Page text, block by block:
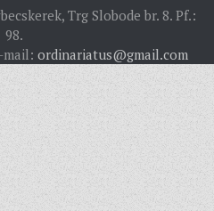
Trg Slobode br. 8. Pf.:
98.
mail: ordinariatus@gmail.com